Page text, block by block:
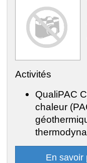
Activités
QualiPAC
chaleur
En savoir